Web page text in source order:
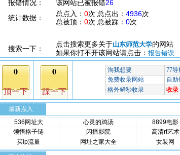
报错情况：
该网站已被报错26
统计数据：
总点入： 0次 总点出： 4936次
总被顶： 0次 总被踩： 0次
搜索一下：
点击搜索更多关于山东师范大学的网站
如果你打不开该网站请点击： 报告错误
最新点入
536网址大
心灵的鸡汤 8899电影
领悟格子链
闪播影院 高清rt艺术
买ip流量
网址之家大全 女装网